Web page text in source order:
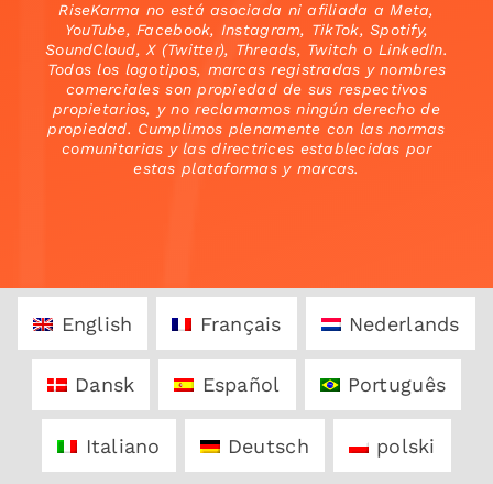
RiseKarma no está asociada ni afiliada a Meta,
YouTube, Facebook, Instagram, TikTok, Spotify,
SoundCloud, X (Twitter), Threads, Twitch o LinkedIn.
Todos los logotipos, marcas registradas y nombres
comerciales son propiedad de sus respectivos
propietarios, y no reclamamos ningún derecho de
propiedad. Cumplimos plenamente con las normas
comunitarias y las directrices establecidas por
estas plataformas y marcas.
English Français Nederlands
Dansk Español Português
Italiano Deutsch polski